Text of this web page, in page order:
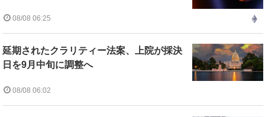
08/08 06:25
延期されたクラリティー法案、上院が採決
日を9月中旬に調整へ
08/08 06:02